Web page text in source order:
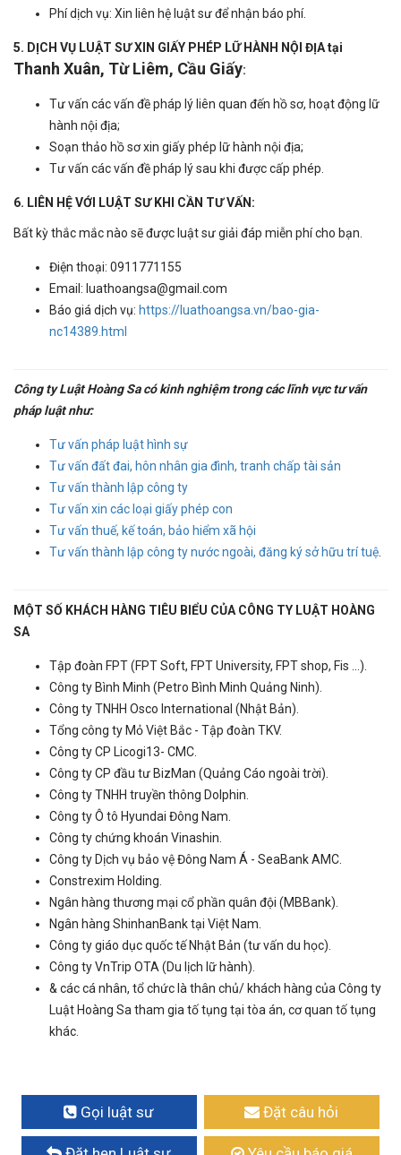
Phí dịch vụ: Xin liên hệ luật sư để nhận báo phí.
5. DỊCH VỤ LUẬT SƯ XIN GIẤY PHÉP LỮ HÀNH NỘI ĐỊA tại
Thanh Xuân, Từ Liêm, Cầu Giấy:
Tư vấn các vấn đề pháp lý liên quan đến hồ sơ, hoạt động lữ
hành nội địa;
Soạn thảo hồ sơ xin giấy phép lữ hành nội địa;
Tư vấn các vấn đề pháp lý sau khi được cấp phép.
6. LIÊN HỆ VỚI LUẬT SƯ KHI CẦN TƯ VẤN:
Bất kỳ thắc mắc nào sẽ được luật sư giải đáp miễn phí cho bạn.
Điện thoại: 0911771155
Email: luathoangsa@gmail.com
Báo giá dịch vụ: https://luathoangsa.vn/bao-gia-
nc14389.html
Công ty Luật Hoàng Sa có kinh nghiệm trong các lĩnh vực tư vấn
pháp luật như:
Tư vấn pháp luật hình sự
Tư vấn đất đai, hôn nhân gia đình, tranh chấp tài sản
Tư vấn thành lập công ty
Tư vấn xin các loại giấy phép con
Tư vấn thuế, kế toán, bảo hiểm xã hội
Tư vấn thành lập công ty nước ngoài, đăng ký sở hữu trí tuệ.
MỘT SỐ KHÁCH HÀNG TIÊU BIỂU CỦA CÔNG TY LUẬT HOÀNG
SA
Tập đoàn FPT (FPT Soft, FPT University, FPT shop, Fis ...).
Công ty Bình Minh (Petro Bình Minh Quảng Ninh).
Công ty TNHH Osco International (Nhật Bản).
Tổng công ty Mỏ Việt Bắc - Tập đoàn TKV.
Công ty CP Licogi13- CMC.
Công ty CP đầu tư BizMan (Quảng Cáo ngoài trời).
Công ty TNHH truyền thông Dolphin.
Công ty Ô tô Hyundai Đông Nam.
Công ty chứng khoán Vinashin.
Công ty Dịch vụ bảo vệ Đông Nam Á - SeaBank AMC.
Constrexim Holding.
Ngân hàng thương mại cổ phần quân đội (MBBank).
Ngân hàng ShinhanBank tại Việt Nam.
Công ty giáo dục quốc tế Nhật Bản (tư vấn du học).
Công ty VnTrip OTA (Du lịch lữ hành).
& các cá nhân, tổ chức là thân chủ/ khách hàng của Công ty
Luật Hoàng Sa tham gia tố tụng tại tòa án, cơ quan tố tụng
khác.
Gọi luật sư Đặt câu hỏi